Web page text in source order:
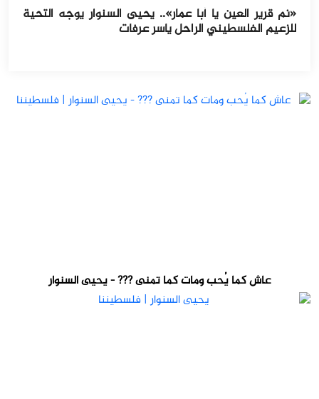
«نم قرير العين يا أبا عمار».. يحيى السنوار يوجه التحية
للزعيم الفلسطيني الراحل ياسر عرفات
عاش كما يُحب ومات كما تمنى ??? - يحيى السنوار